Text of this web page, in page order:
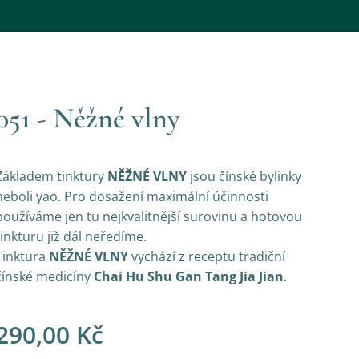
- Něžné vlny
tinktury NĚŽNÉ VLNY jsou čínské bylinky
yao. Pro dosažení maximální účinnosti
jen tu nejkvalitnější surovinu a hotovou
již dál neředíme.
NĚŽNÉ VLNYvychází z receptu tradiční
medicíny Chai Hu Shu Gan Tang Jia Jian.
Kč